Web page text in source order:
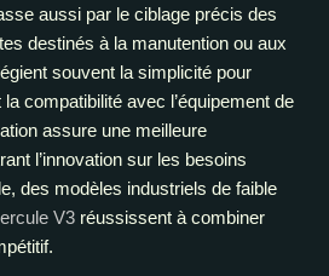
aussi par le ciblage précis des
destinés à la manutention ou aux
souvent la simplicité pour
compatibilité avec l’équipement de
assure une meilleure
l’innovation sur les besoins
des modèles industriels de faible
V3 réussissent à combiner